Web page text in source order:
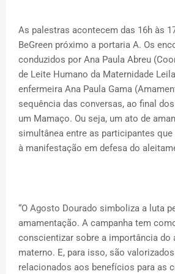
As palestras acontecem das 16h às
BeGreen próximo a portaria A. Os
conduzidos por Ana Paula Abreu
de Leite Humano da Maternidade
enfermeira Ana Paula Gama
sequência das conversas, ao final
um Mamaço. Ou seja, um ato de
simultânea entre as participantes
à manifestação em defesa do
“O Agosto Dourado simboliza a luta
amamentação. A campanha tem
conscientizar sobre a importância do
materno. E, para isso, são
relacionados aos benefícios para as